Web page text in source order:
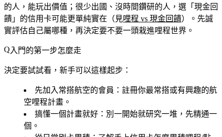
的人，能玩出價值；很少出國、沒時間鑽研的人，選「現金回
饋」的信用卡可能更單純實在（見哩程 vs 現金回饋）。先誠
實評估自己屬哪種，再決定要不要一頭栽進哩程世界。
入門的第一步怎麼走
決定要試試看，新手可以這樣起步：
先加入常搭航空的會員 ：註冊你最常搭或有興趣的航
空哩程計畫。
搞懂一個計畫就好 ：別一開始就研究一堆，先精通一
個。